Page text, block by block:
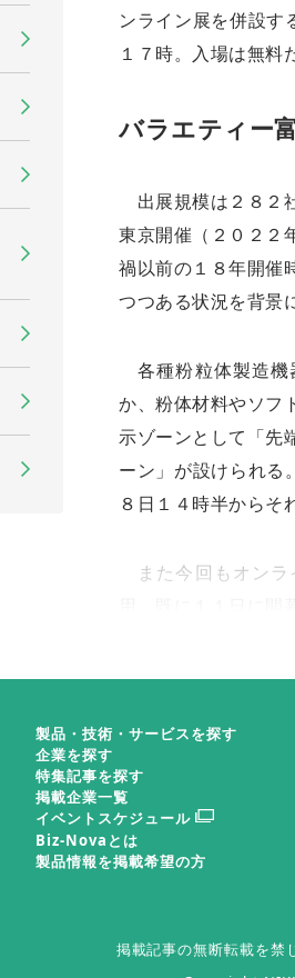
ンライン展を併設す
１７時。入場は無料
バラエティー
出展規模は２８２
東京開催（２０２２
禍以前の１８年開催
つつある状況を背景
各種粉粒体製造機
か、粉体材料やソフ
示ゾーンとして「先
ーン」が設けられる
８日１４時半からそ
また今回もオンラ
用。既に１１日に
との相乗効果が期待
徴である多彩な併催
ＰＸステーション
る。「ＰＯＷＴＥＸ
製品・技術・サービスを探す
企業を探す
特集記事を探す
掲載企業一覧
イベントスケジュール
Biz-Novaとは
製品情報を掲載希望の方
掲載記事の無断転載を禁